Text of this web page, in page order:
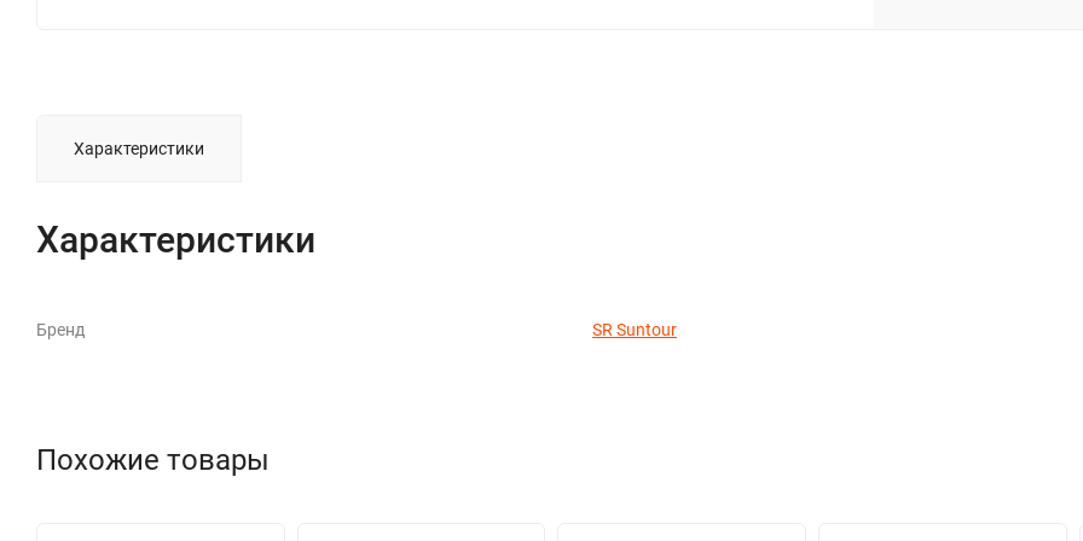
Характеристики
Характеристики
Бренд SR Suntour
Похожие товары